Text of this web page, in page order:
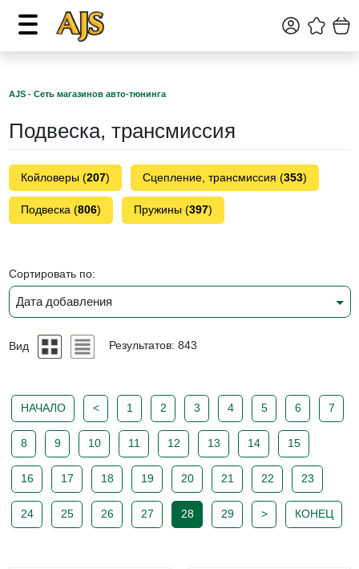
AJS - Сеть магазинов авто-тюнинга
Подвеска, трансмиссия
Койловеры (207) Сцепление, трансмиссия (353)
Подвеска (806) Пружины (397)
Сортировать по:
Дата добавления
Вид Результатов: 843
НАЧАЛО < 1 2 3 4 5 6 7
8 9 10 11 12 13 14 15
16 17 18 19 20 21 22 23
24 25 26 27 28 29 > КОНЕЦ